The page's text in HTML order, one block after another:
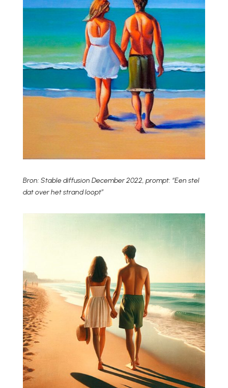
Bron: Stable diffusion December 2022, prompt: “Een stel
dat over het strand loopt”